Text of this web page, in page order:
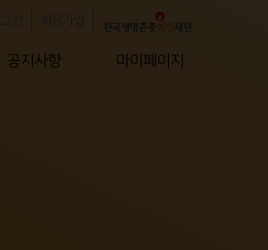
공지사항 마이페이지